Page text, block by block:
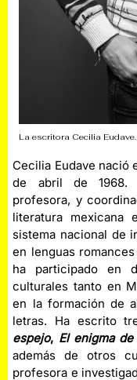
La escritora Cecilia
Cecilia Eudave nació
de abril de 1968.
profesora, y
literatura mexicana
sistema nacional de
en lenguas
ha participado en
culturales tanto en
en la formación de
letras. Ha escrito
espejo, El enigma
además de otros
profesora e